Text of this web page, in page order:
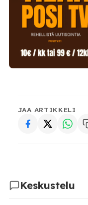
JAA ARTIKKELI
Keskustelu